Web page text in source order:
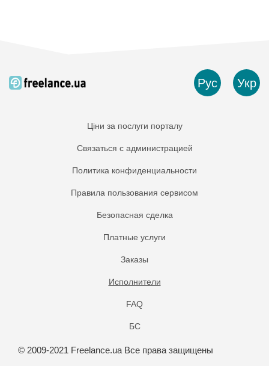
Рус Укр
Ціни за послуги порталу
Связаться с администрацией
Политика конфиденциальности
Правила пользования сервисом
Безопасная сделка
Платные услуги
Заказы
Исполнители
FAQ
БС
© 2009-2021 Freelance.ua Все права защищены